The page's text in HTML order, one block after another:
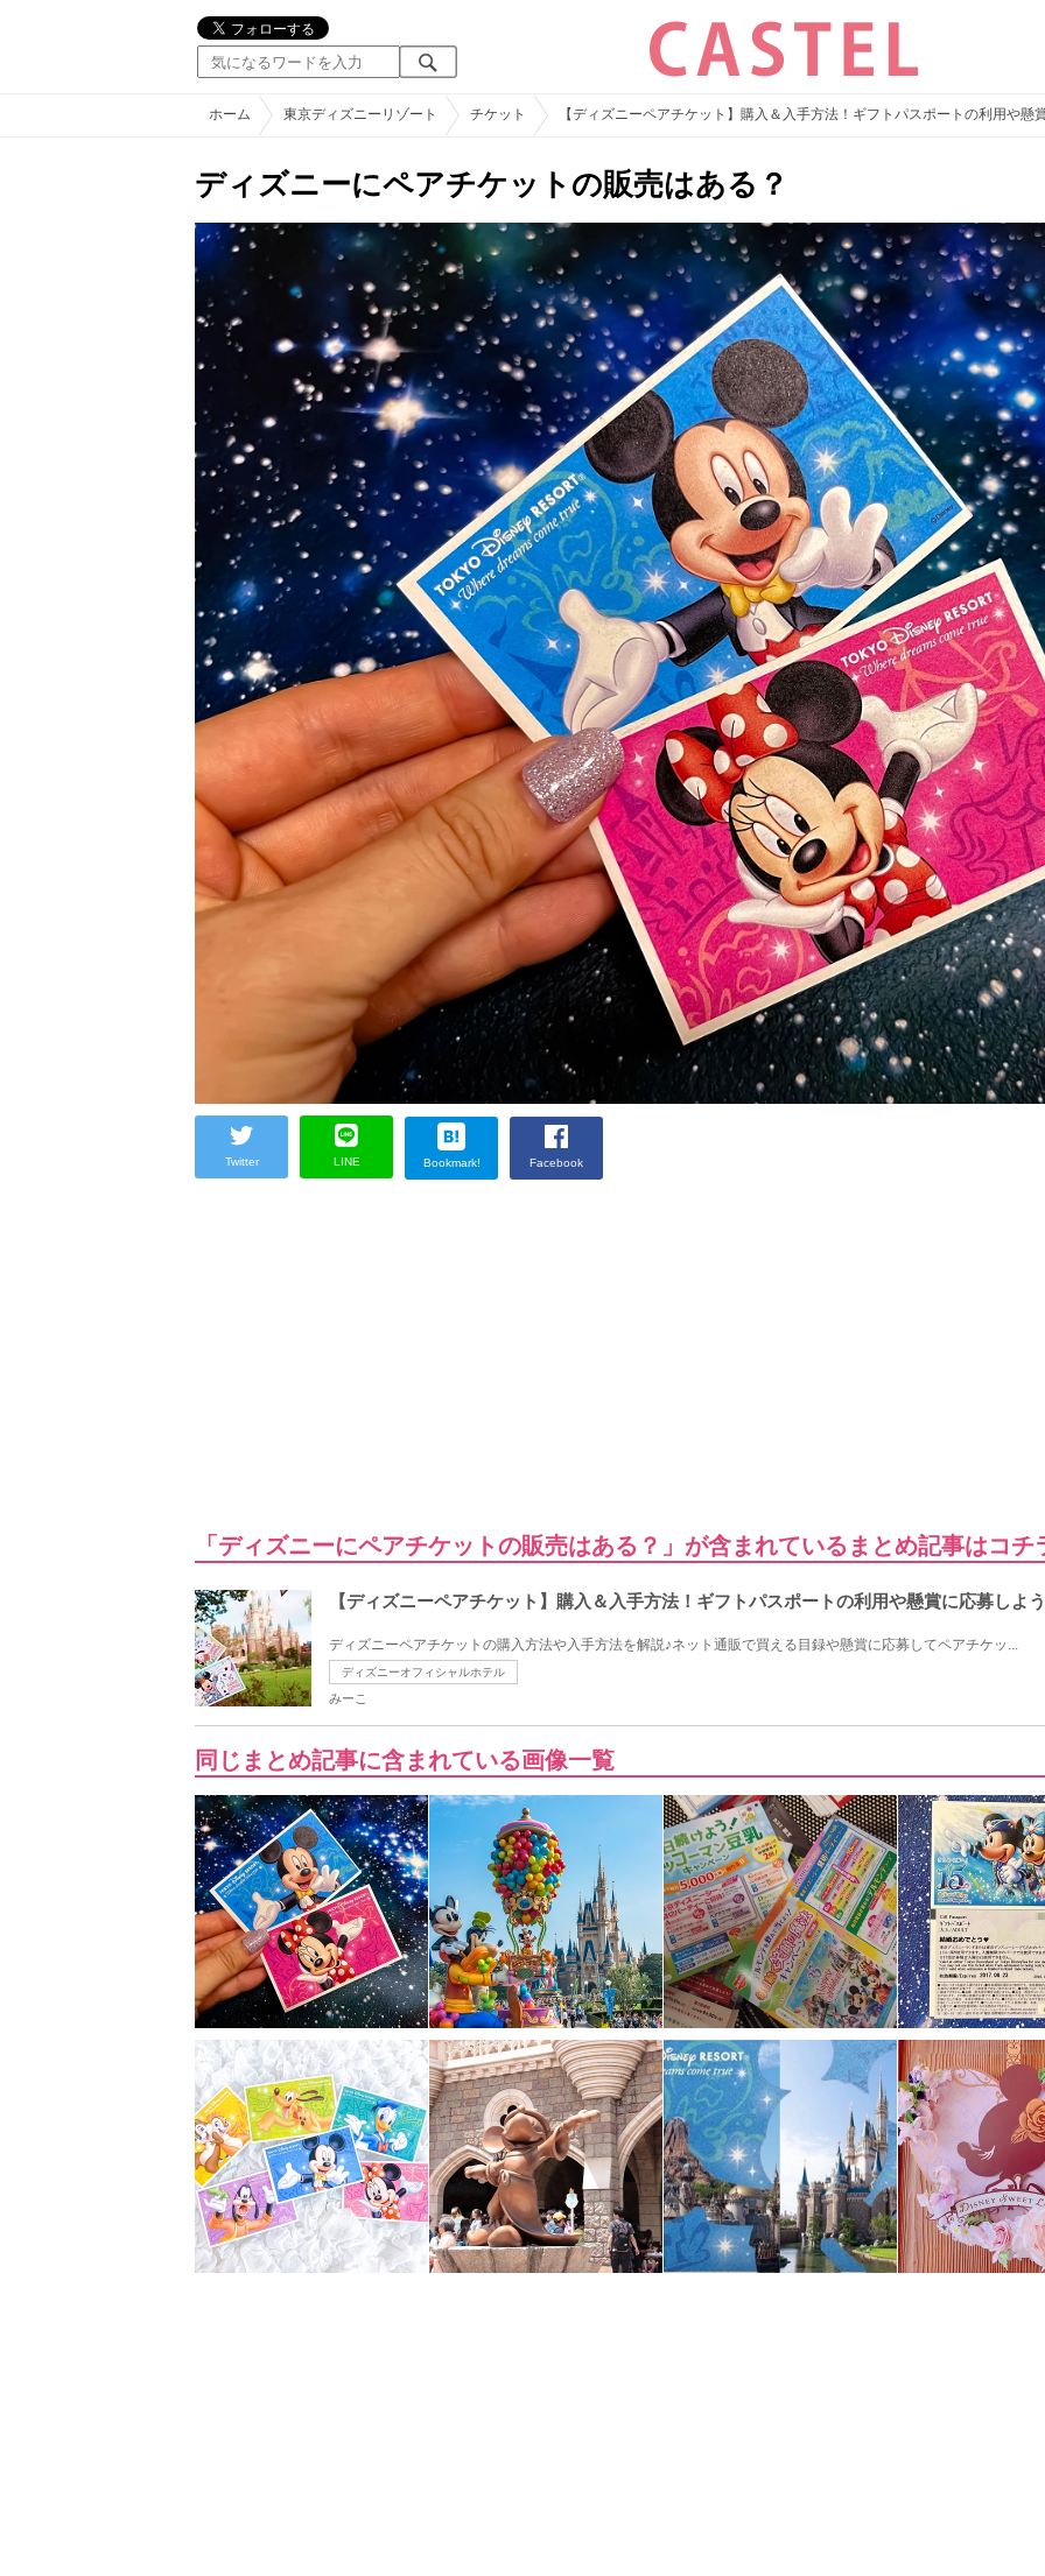
ホーム 東京ディズニーリゾート チケット 【ディズニーペアチケット】購入＆入手方法！ギフトパスポートの利用や懸
ディズニーにペアチケットの販売はある？
Twitter LINE Bookmark! Facebook
「ディズニーにペアチケットの販売はある？」が含まれているまとめ記事はコチ
【ディズニーペアチケット】購入＆入手方法！ギフトパスポートの利用や懸賞に応募しよ
ディズニーペアチケットの購入方法や入手方法を解説♪ネット通販で買える目録や懸賞に応募してペアチケッ...
ディズニーオフィシャルホテル
みーこ
同じまとめ記事に含まれている画像一覧